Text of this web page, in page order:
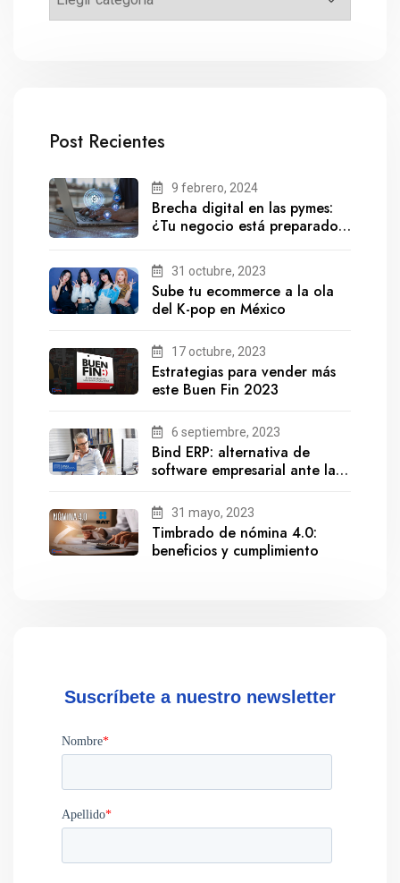
Post Recientes
9 febrero, 2024
Brecha digital en las pymes:
¿Tu negocio está preparado
31 octubre, 2023
Sube tu ecommerce a la ola
del K-pop en México
17 octubre, 2023
Estrategias para vender más
este Buen Fin 2023
6 septiembre, 2023
Bind ERP: alternativa de
software empresarial ante la
31 mayo, 2023
Timbrado de nómina 4.0:
beneficios y cumplimiento
Suscríbete a nuestro newsletter